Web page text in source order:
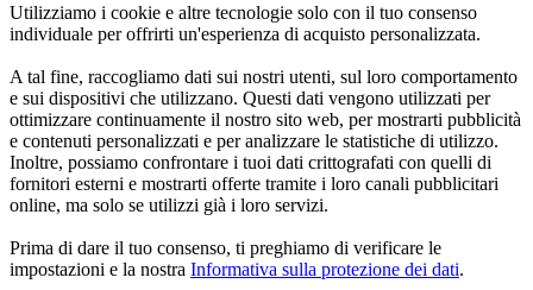
Utilizziamo i cookie e altre tecnologie solo con il tuo consenso
individuale per offrirti un'esperienza di acquisto personalizzata.
A tal fine, raccogliamo dati sui nostri utenti, sul loro comportamento
e sui dispositivi che utilizzano. Questi dati vengono utilizzati per
ottimizzare continuamente il nostro sito web, per mostrarti pubblicità
e contenuti personalizzati e per analizzare le statistiche di utilizzo.
Inoltre, possiamo confrontare i tuoi dati crittografati con quelli di
fornitori esterni e mostrarti offerte tramite i loro canali pubblicitari
online, ma solo se utilizzi già i loro servizi.
Prima di dare il tuo consenso, ti preghiamo di verificare le
impostazioni e la nostra Informativa sulla protezione dei dati.